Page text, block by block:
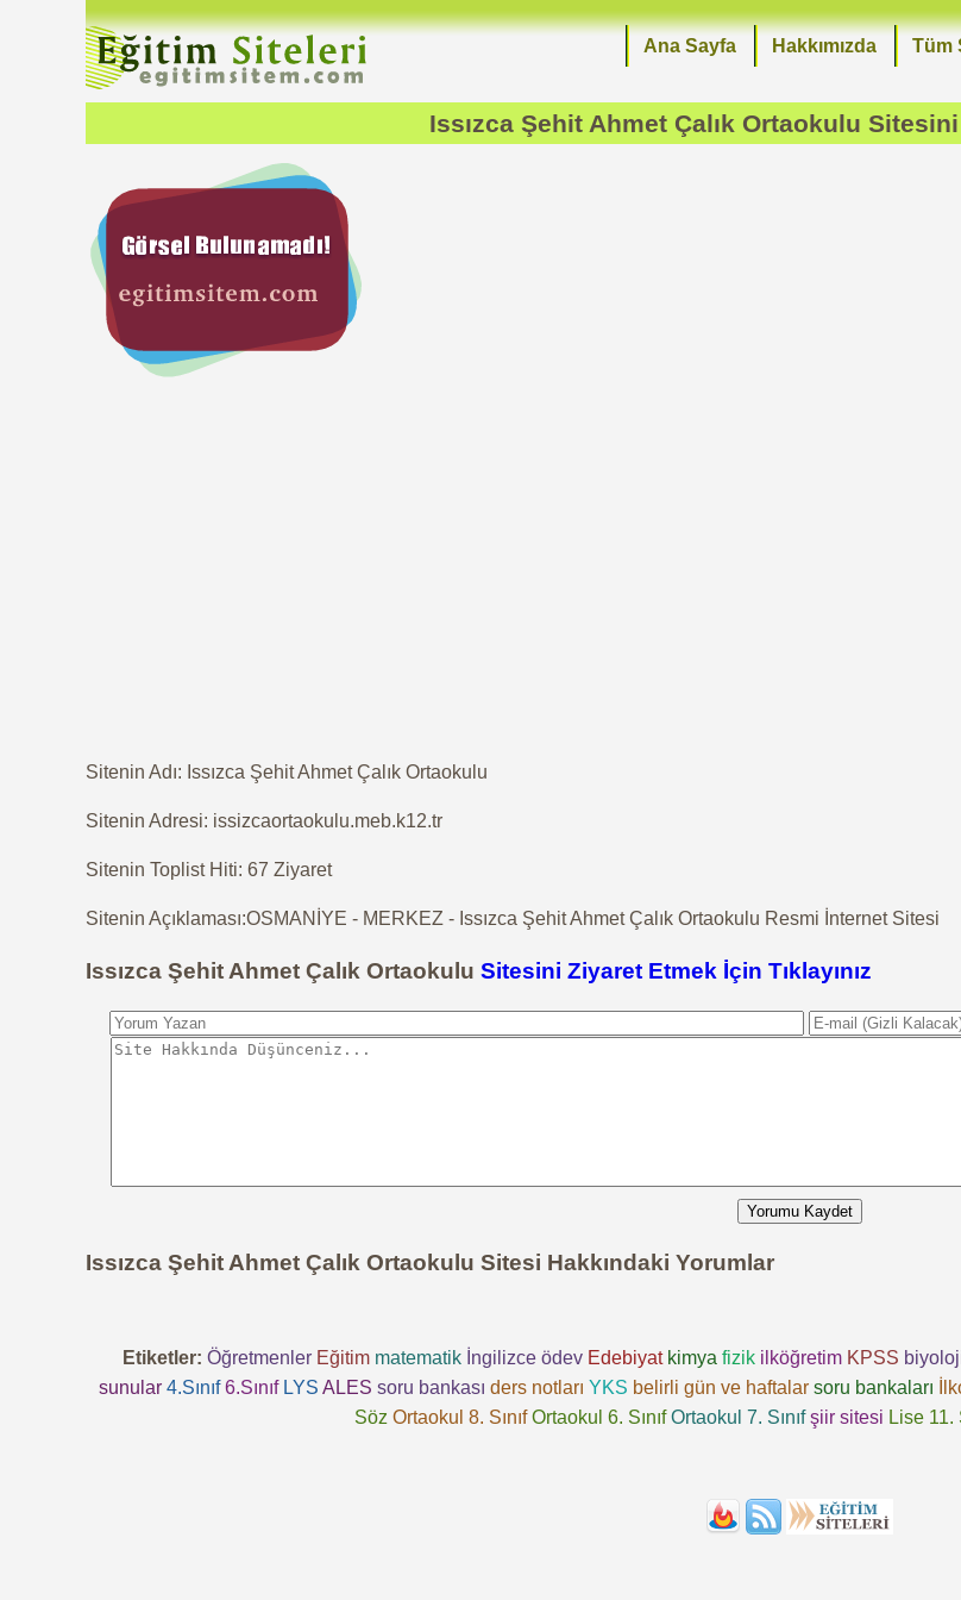
Tüm
Hakkımızda
Ana Sayfa
Issızca Şehit Ahmet Çalık Ortaokulu
Sitenin Adı: Issızca Şehit Ahmet Çalık Ortaokulu
Sitenin Adresi: issizcaortaokulu.meb.k12.tr
Sitenin Toplist Hiti: 67 Ziyaret
Sitenin Açıklaması:OSMANİYE - MERKEZ - Issızca Şehit Ahmet Çalık Ortaokulu Resmi İnternet Sitesi
Issızca Şehit Ahmet Çalık Ortaokulu Sitesini Ziyaret Etmek İçin Tıklayınız
Yorumu Kaydet
Issızca Şehit Ahmet Çalık Ortaokulu Sitesi Hakkındaki Yorumlar
Etiketler: Öğretmenler Eğitim matematik İngilizce ödev Edebiyat kimya fizik ilköğretim KPSS
sunular 4.Sınıf 6.Sınıf LYS ALES soru bankası ders notları YKS belirli gün ve haftalar soru bankaları
Söz Ortaokul 8. Sınıf Ortaokul 6. Sınıf Ortaokul 7. Sınıf şiir sitesi Lise 11.